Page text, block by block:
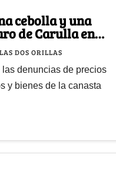
cebolla y una
de Carulla en
LAS DOS ORILLAS
denuncias de precios
y bienes de la canasta